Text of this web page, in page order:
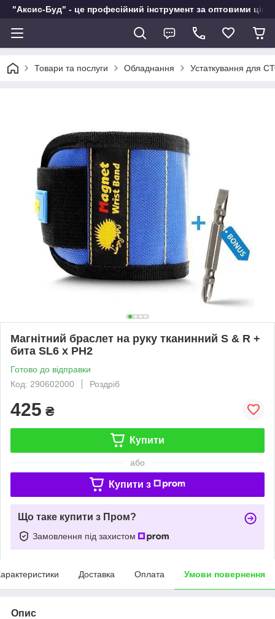
"Аксис-Буд" - це професійний інструмент за оптовими
Товари та послуги Обладнання Устаткування для
Магнітний браслет на руку тканинний S & R +
бита SL6 х PH2
Готово до відправки
Код: 290602000
Роздріб
425 ₴
Купити
або
Купити з
Що таке купити з Пром?
Замовлення під захистом
Доставка Оплата Умови повернення
Опис